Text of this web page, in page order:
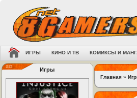
ИГРЫ КИНО И ТВ КОМИКСЫ И
Игры
Главная »